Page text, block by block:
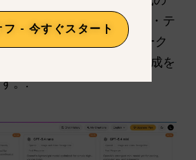
ローン・プラットフォーム・テ
れる1日あたりの厳しいトーク
たることなく、継続的な生成を
。.
フ - 今すぐスタート